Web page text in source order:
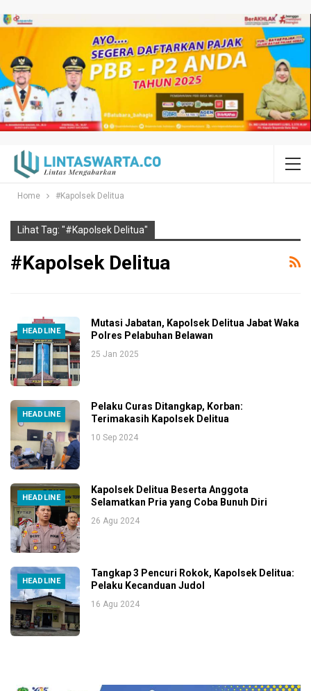
Home #Kapolsek Delitua
Lihat Tag: "#Kapolsek Delitua"
#Kapolsek Delitua
HEADLINE
Mutasi Jabatan, Kapolsek Delitua Jabat Waka
Polres Pelabuhan Belawan
25 Jan 2025
HEADLINE
Pelaku Curas Ditangkap, Korban:
Terimakasih Kapolsek Delitua
10 Sep 2024
HEADLINE
Kapolsek Delitua Beserta Anggota
Selamatkan Pria yang Coba Bunuh Diri
26 Agu 2024
HEADLINE
Tangkap 3 Pencuri Rokok, Kapolsek Delitua:
Pelaku Kecanduan Judol
16 Agu 2024